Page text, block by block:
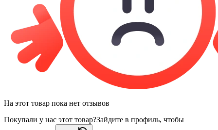
На этот товар пока нет отзывов
Покупали у нас этот товар?Зайдите в профиль, чтобы